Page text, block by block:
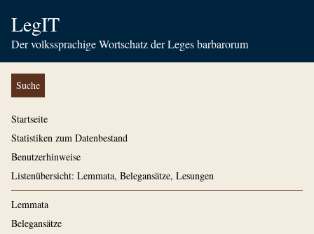
LegIT
Der volkssprachige Wortschatz der Leges barbarorum
Suche
Startseite
Statistiken zum Datenbestand
Benutzerhinweise
Listenübersicht: Lemmata, Belegansätze, Lesungen
Lemmata
Belegansätze